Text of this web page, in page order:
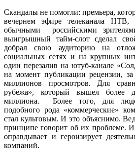
Скандалы не помогли: премьера,
вечернем эфире телеканала НТВ,
обычными российскими
выигрышный тайм-слот сделал
добрал свою аудиторию на
социальных сетях и на крупных
один перезалив на ютуб-канале
на момент публикации рецензии,
миллионов просмотров. Для
рубежа», который вышел более
миллиона. Более того, для
подобного рода «коммерческие»
стал культовым. И это объяснимо.
принципе говорит об их проблеме. И
оправдывает и героизирует
компаний.